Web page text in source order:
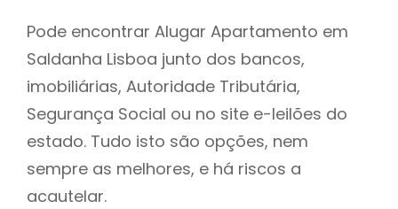
Pode encontrar Alugar Apartamento em
Saldanha Lisboa junto dos bancos,
imobiliárias, Autoridade Tributária,
Segurança Social ou no site e-leilões do
estado. Tudo isto são opções, nem
sempre as melhores, e há riscos a
acautelar.